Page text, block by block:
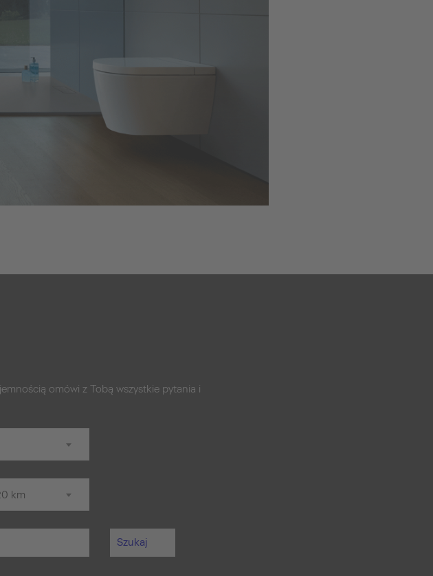
omówi z Tobą wszystkie pytania i
km
Szukaj